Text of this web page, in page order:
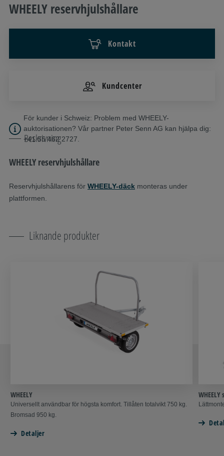
WHEELY reservhjulshållare
Kontakt
Kundcenter
För kunder i Schweiz: Problem med WHEELY-
auktorisationen? Vår partner Peter Senn AG kan hjälpa dig:
+41 55 462 2727.
Beskrivning
WHEELY reservhjulshållare
Reservhjulshållarens för WHEELY-däck monteras under
plattformen.
Liknande produkter
WHEELY
Universellt användbar för högsta komfort. Tillåten totalvikt 750 kg.
Bromsad 950 kg.
Detaljer